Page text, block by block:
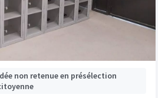
non retenue en présélection